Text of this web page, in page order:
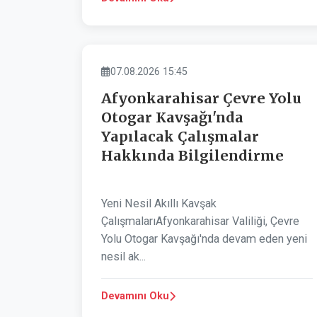
ASAYIŞ
07.08.2026 15:45
Afyonkarahisar Çevre Yolu
Otogar Kavşağı'nda
Yapılacak Çalışmalar
Hakkında Bilgilendirme
Yeni Nesil Akıllı Kavşak
ÇalışmalarıAfyonkarahisar Valiliği, Çevre
Yolu Otogar Kavşağı'nda devam eden yeni
nesil ak...
Devamını Oku